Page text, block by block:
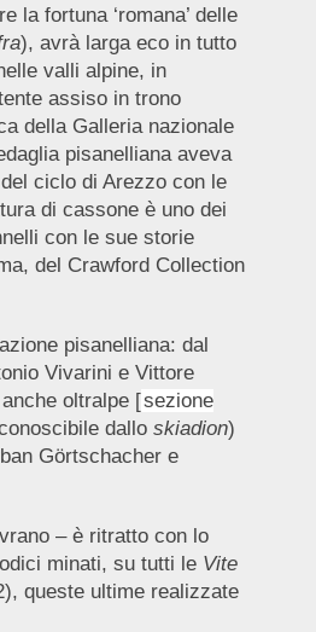
la fortuna ‘romana’ delle
), avrà larga eco in tutto
valli alpine, in
assiso in trono
della Galleria nazionale
pisanelliana aveva
ciclo di Arezzo con le
di cassone è uno dei
con le sue storie
del Crawford Collection
pisanelliana: dal
Vivarini e Vittore
oltralpe [sezione
dallo skiadion)
Görtschacher e
– è ritratto con lo
minati, su tutti le Vite
queste ultime realizzate